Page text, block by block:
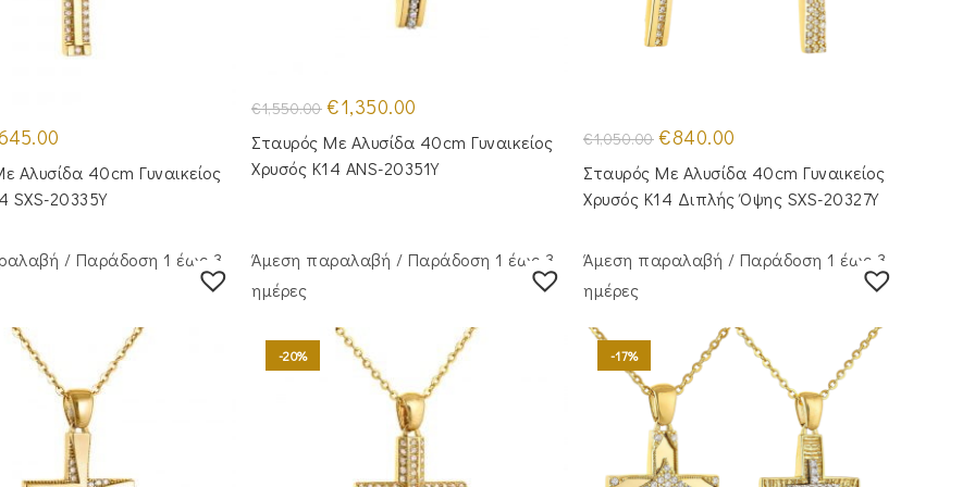
τιμή
είναι:
€645.00.
Aλυσίδα 40cm Γυναικείος
SXS-20335Y
€1,550.00 Original
price
was:
€1,550.00.
€1,350.00
τιμή
είναι:
€1,350.00.
Σταυρός Με Αλυσίδα 40cm Γυναικείος
Χρυσός Κ14 ANS-20351Y
€1,050.00 Original
price
was:
€1,050.00.
€840.00
τιμή
είναι:
€840.00.
Σταυρός Με Αλυσίδα 40cm Γυναικείος
Χρυσός Κ14 Διπλής Όψης SXS-20327Y
/ Παράδoση 1 έως 3
Άμεση παραλαβή / Παράδoση 1 έως 3
ημέρες
-20%
Άμεση παραλαβή / Παράδoση 1 έως 3
ημέρες
-17%